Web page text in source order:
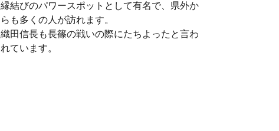
縁結びのパワースポットとして有名で、県外か
らも多くの人が訪れます。
織田信長も長篠の戦いの際にたちよったと言わ
れています。